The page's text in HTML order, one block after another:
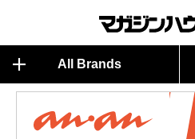
All Brands